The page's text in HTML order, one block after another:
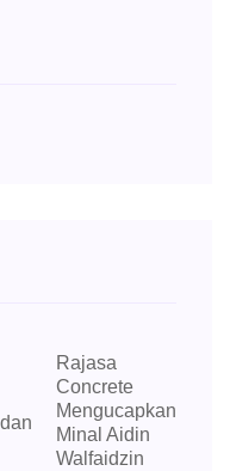
Rajasa
Concrete
Mengucapkan
Minal Aidin
Walfaidzin